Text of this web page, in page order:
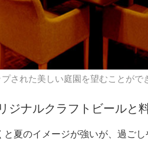
された美しい庭園を望むことがで
ジナルクラフトビールと
と夏のイメージが強いが、過ご